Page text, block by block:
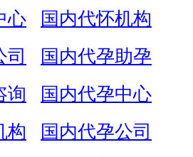
心
国内代怀机构
司
国内代孕助孕
询
国内代孕中心
构
国内代孕公司